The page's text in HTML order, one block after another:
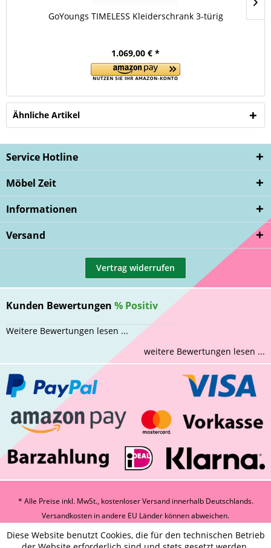
GoYoungs TIMELESS Kleiderschrank 3-türig
1.069,00 € *
Ähnliche Artikel
Service Hotline
Möbel Zeit
Informationen
Versand
Vertrag widerrufen
Kunden Bewertungen % Positiv
Weitere Bewertungen lesen ...
weitere Bewertungen lesen ...
* Alle Preise inkl. MwSt., kostenloser Versand innerhalb Deutschlands.
Versandkosten in andere EU Länder können abweichen.
Diese Website benutzt Cookies, die für den technischen Betrieb